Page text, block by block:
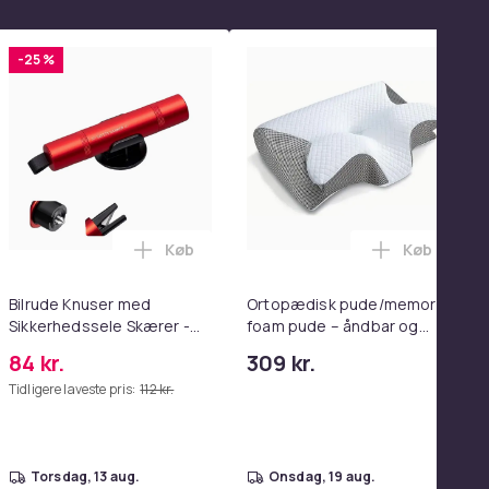
Pink i kurven
med Lamper Bluetooth Table Top Vægbeslag Hvid 80 x
Beauty Vanity Namira - make up spejl med belysning -
-25 %
Bilrude Knuser med
Sikkerhedssele Skærer -
Kompatibel med Alle
Bilmodeller Red
84 kr.
Tidligere laveste pris: 112 kr.
Læg Bilrude Knuser med
Køb
torsdag, 13 aug.
Ortopædisk pude/memory
foam pude – åndbar og
309 kr.
Læg
Køb
onsdag, 19 aug.